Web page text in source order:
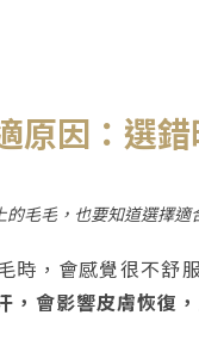
原因：選錯
毛毛，也要知道選擇適
時，會感覺很不舒
，會影響皮膚恢復